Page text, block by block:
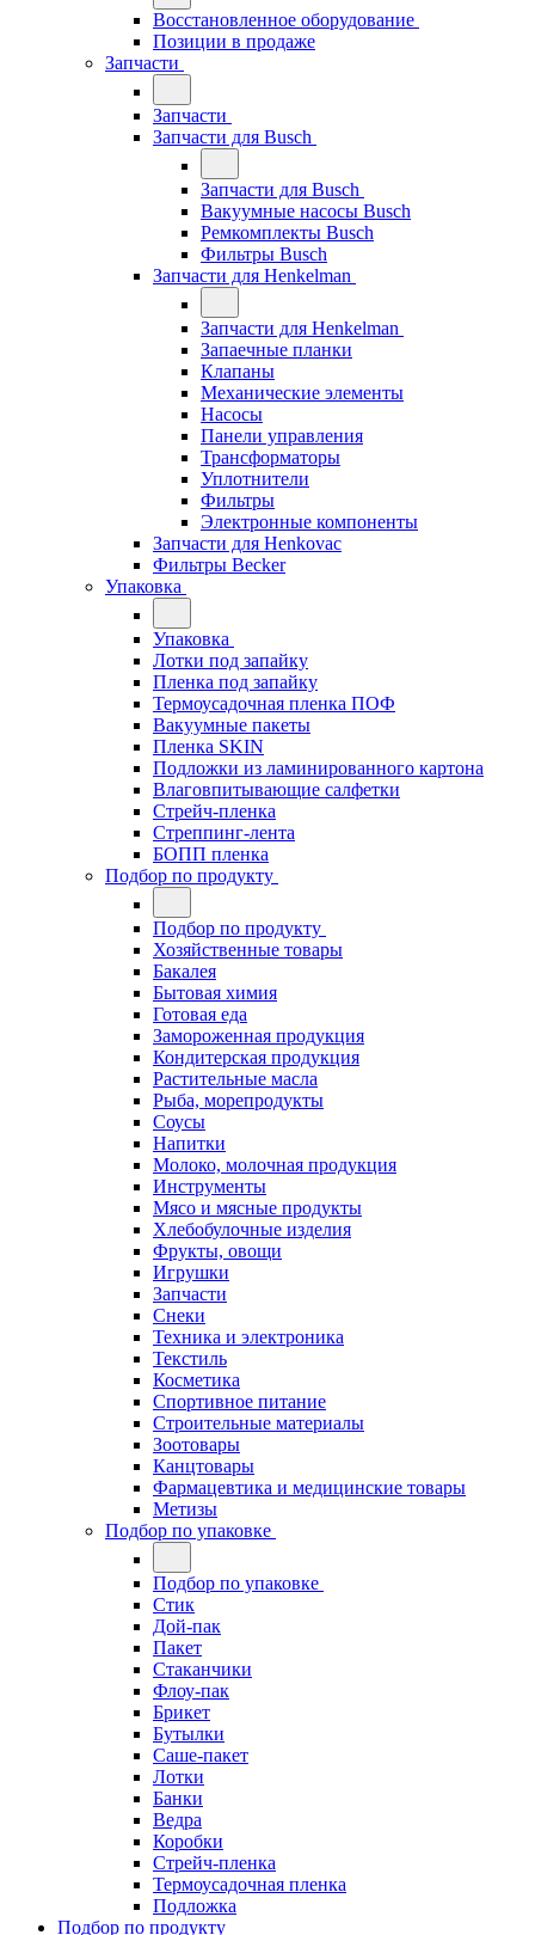
Восстановленное оборудование
Позиции в продаже
Запчасти
Запчасти
Запчасти для Busch
Запчасти для Busch
Вакуумные насосы Busch
Ремкомплекты Busch
Фильтры Busch
Запчасти для Henkelman
Запчасти для Henkelman
Запаечные планки
Клапаны
Механические элементы
Насосы
Панели управления
Трансформаторы
Уплотнители
Фильтры
Электронные компоненты
Запчасти для Henkovac
Фильтры Becker
Упаковка
Упаковка
Лотки под запайку
Пленка под запайку
Термоусадочная пленка ПОФ
Вакуумные пакеты
Пленка SKIN
Подложки из ламинированного картона
Влаговпитывающие салфетки
Стрейч-пленка
Стреппинг-лента
БОПП пленка
Подбор по продукту
Подбор по продукту
Хозяйственные товары
Бакалея
Бытовая химия
Готовая еда
Замороженная продукция
Кондитерская продукция
Растительные масла
Рыба, морепродукты
Соусы
Напитки
Молоко, молочная продукция
Инструменты
Мясо и мясные продукты
Хлебобулочные изделия
Фрукты, овощи
Игрушки
Запчасти
Снеки
Техника и электроника
Текстиль
Косметика
Спортивное питание
Строительные материалы
Зоотовары
Канцтовары
Фармацевтика и медицинские товары
Метизы
Подбор по упаковке
Подбор по упаковке
Стик
Дой-пак
Пакет
Стаканчики
Флоу-пак
Брикет
Бутылки
Саше-пакет
Лотки
Банки
Ведра
Коробки
Стрейч-пленка
Термоусадочная пленка
Подложка
Подбор по продукту